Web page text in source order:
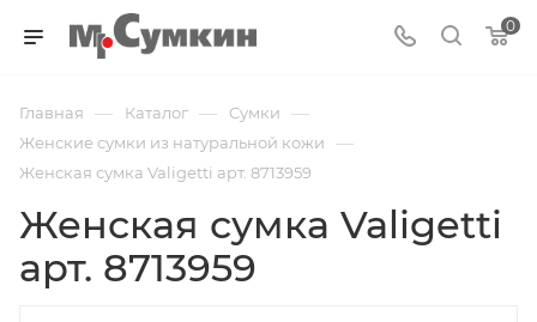
0
Главная — Каталог — Cумки —
Женские сумки из натуральной кожи —
Женская сумка Valigetti арт. 8713959
Женская сумка Valigetti
арт. 8713959